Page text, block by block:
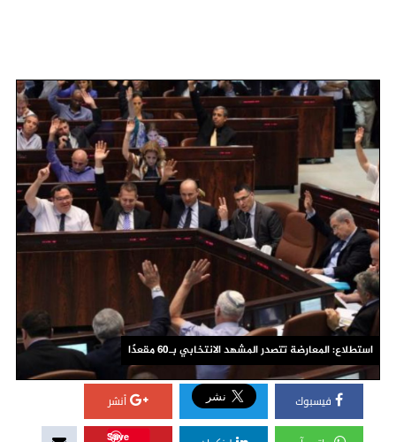
استطلاع: المعارضة تتصدر المشهد الانتخابي بـ60 مقعدًا
فيسبوك أنشر
Save